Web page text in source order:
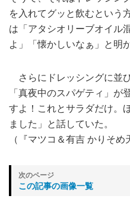
を入れてグッと飲むという
は「アタシオリーブオイル
よ」「懐かしいなぁ」と明
さらにドレッシングに並
「真夜中のスパゲティ」
すよ！これとサラダだけ。
ました」と話していた。
（『マツコ＆有吉 かりそめ
この記事の画像一覧